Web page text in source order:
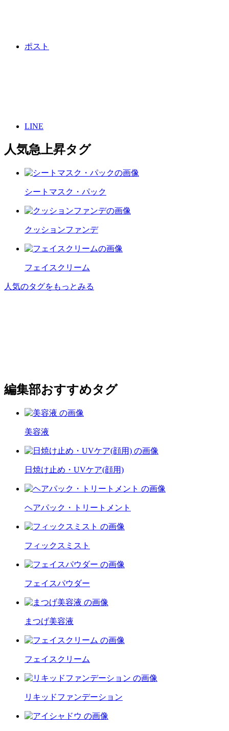
ポスト
LINE
人気急上昇タグ
シートマスク・パック
クッションファンデ
フェイスクリーム
人気のタグをもっとみる
編集部おすすめタグ
美容液
日焼け止め・UVケア(顔用)
ヘアパック・トリートメント
フィックスミスト
フェイスパウダー
まつげ美容液
フェイスクリーム
リキッドファンデーション